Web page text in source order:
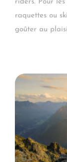
riders. Pour
raquettes ou
goûter au